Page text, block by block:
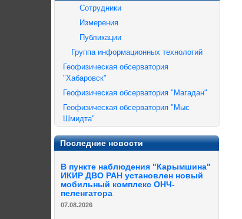
Сотрудники
Измерения
Публикации
Группа информационных технологий
Геофизическая обсерватория
"Хабаровск"
Геофизическая обсерватория "Магадан"
Геофизическая обсерватория "Мыс
Шмидта"
Последние новости
В пункте наблюдения "Карымшина"
ИКИР ДВО РАН установлен новый
мобильный комплекс ОНЧ-
пеленгатора
07.08.2026